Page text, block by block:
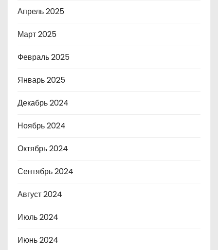
Апрель 2025
Март 2025
Февраль 2025
Январь 2025
Декабрь 2024
Ноябрь 2024
Октябрь 2024
Сентябрь 2024
Август 2024
Июль 2024
Июнь 2024